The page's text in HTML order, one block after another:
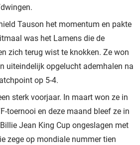
Tauson het momentum en pakte
was het Lamens die de
zich terug wist te knokken. Ze won
uiteindelijk opgelucht ademhalen na
op 5-4.
sterk voorjaar. In maart won ze in
toernooi en deze maand bleef ze in
Jean King Cup ongeslagen met
zege op mondiale nummer tien